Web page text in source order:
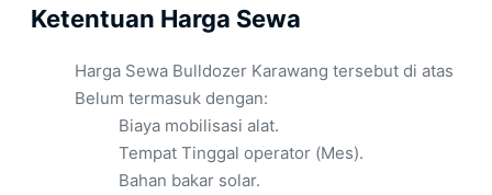
Ketentuan Harga Sewa
Harga Sewa Bulldozer Karawang tersebut di atas
Belum termasuk dengan:
Biaya mobilisasi alat.
Tempat Tinggal operator (Mes).
Bahan bakar solar.